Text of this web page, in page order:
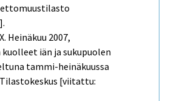
Heinäkuu 2007,
iän ja sukupuolen
tammi-heinäkuussa
Tilastokeskus [viitattu: